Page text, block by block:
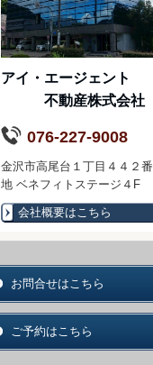
アイ・エージェント
不動産株式会社
076-227-9008
金沢市高尾台１丁目４４２番
地 ベネフィトステージ４F
会社概要はこちら
お問合せはこちら
ご予約はこちら